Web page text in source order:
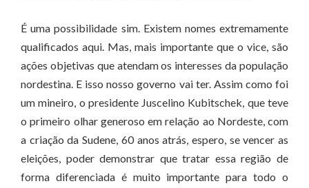
É uma possibilidade sim. Existem nomes extremamente
qualificados aqui. Mas, mais importante que o vice, são
ações objetivas que atendam os interesses da população
nordestina. E isso nosso governo vai ter. Assim como foi
um mineiro, o presidente Juscelino Kubitschek, que teve
o primeiro olhar generoso em relação ao Nordeste, com
a criação da Sudene, 60 anos atrás, espero, se vencer as
eleições, poder demonstrar que tratar essa região de
forma diferenciada é muito importante para todo o